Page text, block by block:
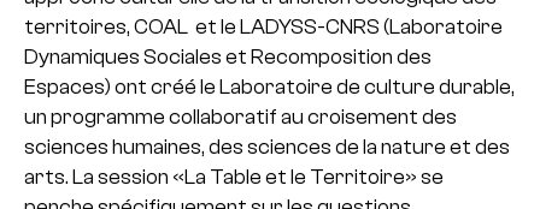
territoires, COAL et le LADYSS-CNRS (Laboratoire
Dynamiques Sociales et Recomposition des
Espaces) ont créé le Laboratoire de culture durable,
un programme collaboratif au croisement des
sciences humaines, des sciences de la nature et des
arts. La session «La Table et le Territoire» se